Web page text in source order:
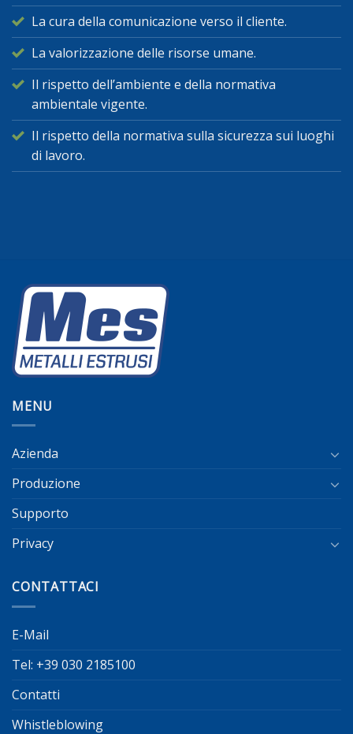
La cura della comunicazione verso il cliente.
La valorizzazione delle risorse umane.
Il rispetto dell’ambiente e della normativa
ambientale vigente.
Il rispetto della normativa sulla sicurezza sui luoghi
di lavoro.
MENU
Azienda
Produzione
Supporto
Privacy
CONTATTACI
E-Mail
Tel: +39 030 2185100
Contatti
Whistleblowing